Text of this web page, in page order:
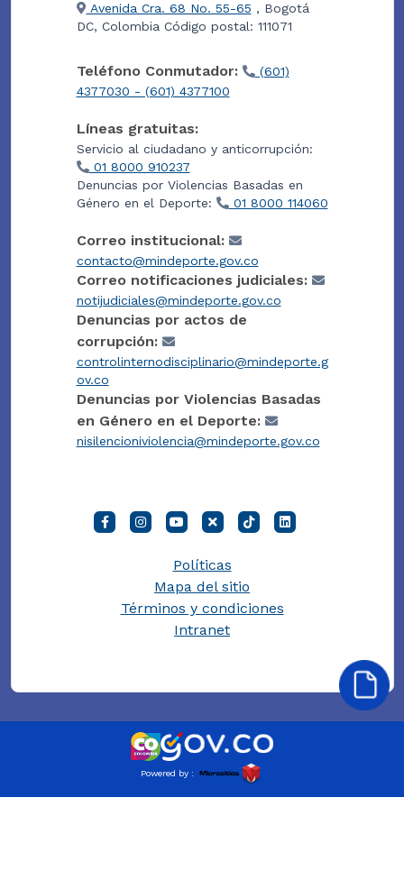
Avenida Cra. 68 No. 55-65 , Bogotá
DC, Colombia Código postal: 111071
Teléfono Conmutador:
(601)
4377030 - (601) 4377100
Líneas gratuitas:
Servicio al ciudadano y anticorrupción:
01 8000 910237
Denuncias por Violencias Basadas en
Género en el Deporte:
01 8000 114060
Correo institucional:
contacto@mindeporte.gov.co
Correo notificaciones judiciales:
notijudiciales@mindeporte.gov.co
Denuncias por actos de
corrupción:
controlinternodisciplinario@mindeporte.g
ov.co
Denuncias por Violencias Basadas
en Género en el Deporte:
nisilencioniviolencia@mindeporte.gov.co
Políticas
Mapa del sitio
Términos y condiciones
Intranet
Powered by :